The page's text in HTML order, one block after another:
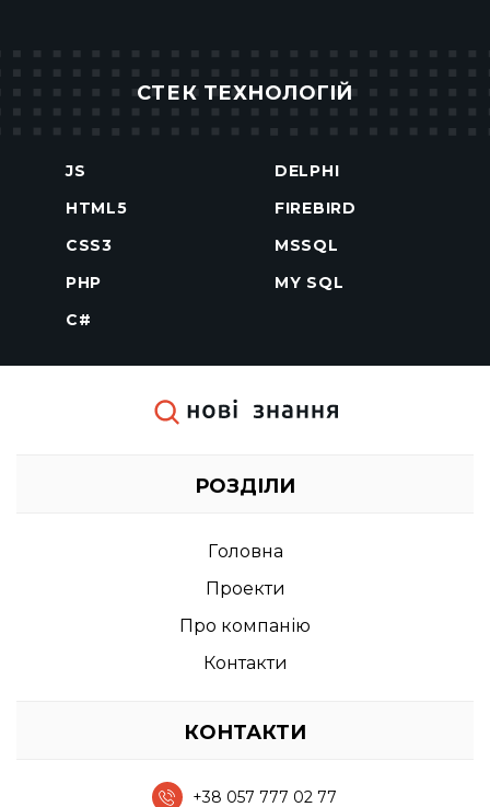
СТЕК ТЕХНОЛОГIЙ
JS
HTML5
CSS3
PHP
C#
DELPHI
FIREBIRD
MSSQL
MY SQL
РОЗДІЛИ
головна
проекти
про компанію
контакти
КОНТАКТИ
+38 057 777 02 77